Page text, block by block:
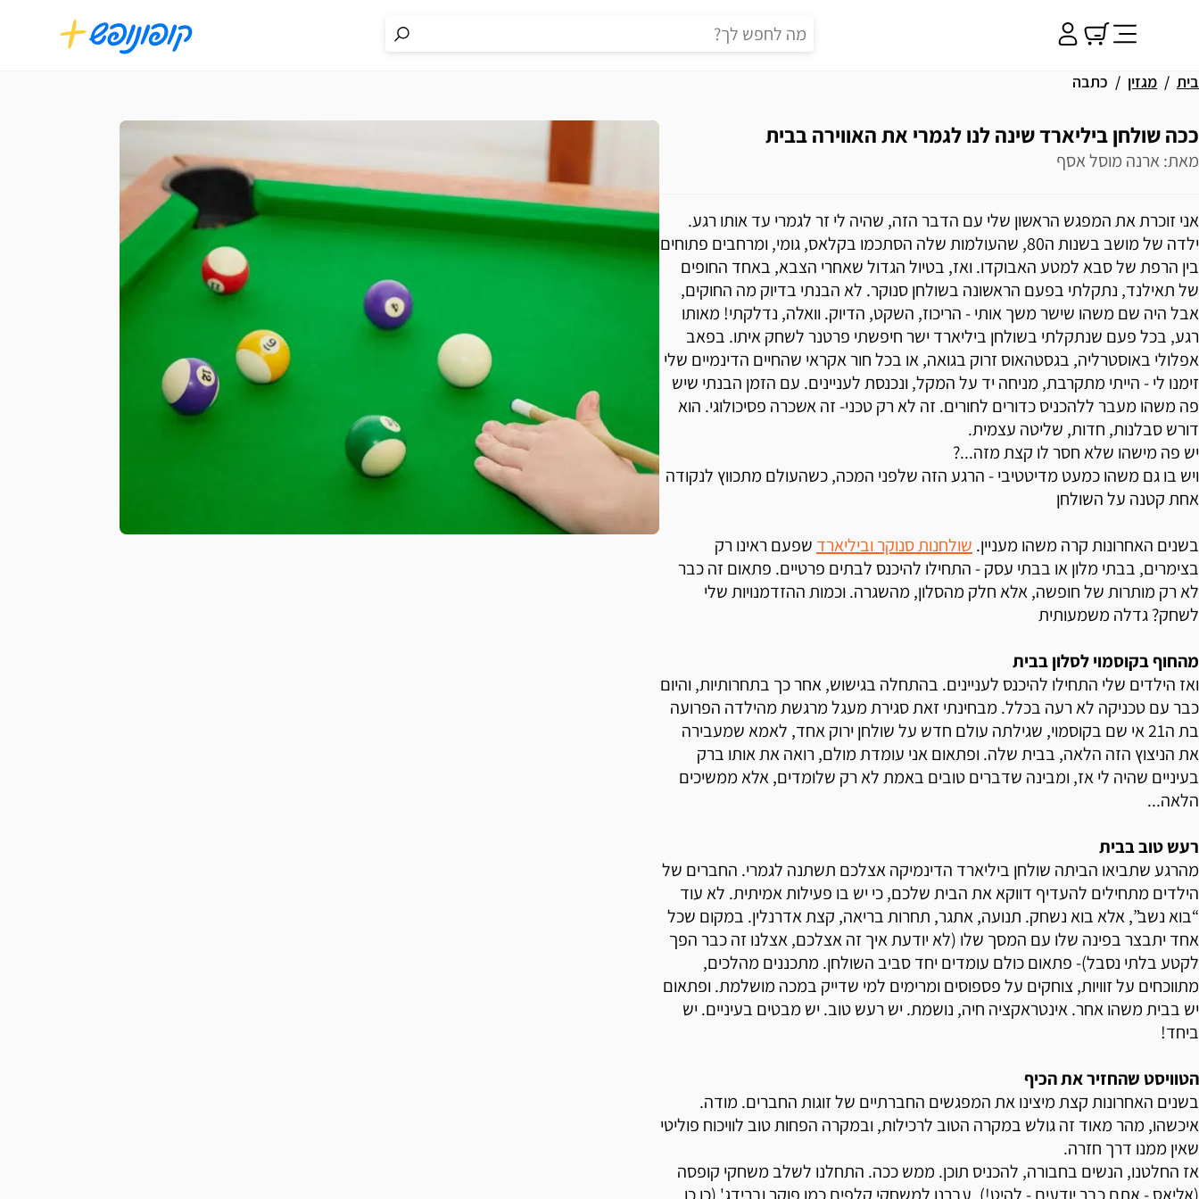
בית מגזין כתבה
ככה שולחן ביליארד שינה לנו לגמרי את האווירה בבית
מאת: ארנה מוסל אסף
אני זוכרת את המפגש הראשון שלי עם הדבר הזה, שהיה לי זר לגמרי עד אותו רגע.
ילדה של מושב בשנות ה80, שהעולמות שלה הסתכמו בקלאס, גומי, ומרחבים פתוחים
בין הרפת של סבא למטע האבוקדו. ואז, בטיול הגדול שאחרי הצבא, באחד החופים
של תאילנד, נתקלתי בפעם הראשונה בשולחן סנוקר. לא הבנתי בדיוק מה החוקים,
אבל היה שם משהו שישר משך אותי - הריכוז, השקט, הדיוק. וואלה, נדלקתי! מאותו
רגע, בכל פעם שנתקלתי בשולחן ביליארד ישר חיפשתי פרטנר לשחק איתו. בפאב
אפלולי באוסטרליה, בגסטהאוס זרוק בגואה, או בכל חור אקראי שהחיים הדינמיים שלי
זימנו לי - הייתי מתקרבת, מניחה יד על המקל, ונכנסת לעניינים. עם הזמן הבנתי שיש
פה משהו מעבר ללהכניס כדורים לחורים. זה לא רק טכני- זה אשכרה פסיכולוגי. הוא
דורש סבלנות, חדות, שליטה עצמית.
יש פה מישהו שלא חסר לו קצת מזה...?
ויש בו גם משהו כמעט מדיטטיבי - הרגע הזה שלפני המכה, כשהעולם מתכווץ לנקודה
אחת קטנה על השולחן
בשנים האחרונות קרה משהו מעניין. שולחנות סנוקר וביליארד שפעם ראינו רק
בצימרים, בבתי מלון או בבתי עסק - התחילו להיכנס לבתים פרטיים. פתאום זה כבר
לא רק מותרות של חופשה, אלא חלק מהסלון, מהשגרה. וכמות ההזדמנויות שלי
לשחק? גדלה משמעותית
מהחוף בקוסמוי לסלון בבית
ואז הילדים שלי התחילו להיכנס לעניינים. בהתחלה בגישוש, אחר כך בתחרותיות, והיום
כבר עם טכניקה לא רעה בכלל. מבחינתי זאת סגירת מעגל מרגשת מהילדה הפרועה
בת ה21 אי שם בקוסמוי, שגילתה עולם חדש על שולחן ירוק אחד, לאמא שמעבירה
את הניצוץ הזה הלאה, בבית שלה. ופתאום אני עומדת מולם, רואה את אותו ברק
בעיניים שהיה לי אז, ומבינה שדברים טובים באמת לא רק שלומדים, אלא ממשיכים
הלאה...
רעש טוב בבית
מהרגע שתביאו הביתה שולחן ביליארד הדינמיקה אצלכם תשתנה לגמרי. החברים של
הילדים מתחילים להעדיף דווקא את הבית שלכם, כי יש בו פעילות אמיתית. לא עוד
“בוא נשב”, אלא בוא נשחק. תנועה, אתגר, תחרות בריאה, קצת אדרנלין. במקום שכל
אחד יתבצר בפינה שלו עם המסך שלו (לא יודעת איך זה אצלכם, אצלנו זה כבר הפך
לקטע בלתי נסבל)- פתאום כולם עומדים יחד סביב השולחן. מתכננים מהלכים,
מתווכחים על זוויות, צוחקים על פספוסים ומרימים למי שדייק במכה מושלמת. ופתאום
יש בבית משהו אחר. אינטראקציה חיה, נושמת. יש רעש טוב. יש מבטים בעיניים. יש
ביחד!
הטוויסט שהחזיר את הכיף
בשנים האחרונות קצת מיצינו את המפגשים החברתיים של זוגות החברים. מודה.
איכשהו, מהר מאוד זה גולש במקרה הטוב לרכילות, ובמקרה הפחות טוב לוויכוח פוליטי
שאין ממנו דרך חזרה.
אז החלטנו, הנשים בחבורה, להכניס תוכן. ממש ככה. התחלנו לשלב משחקי קופסה